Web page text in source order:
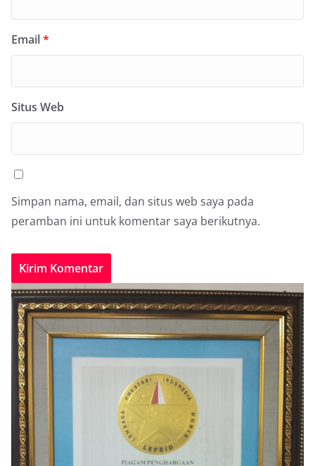
Email*
Situs Web
Simpan nama, email, dan situs web saya pada
peramban ini untuk komentar saya berikutnya.